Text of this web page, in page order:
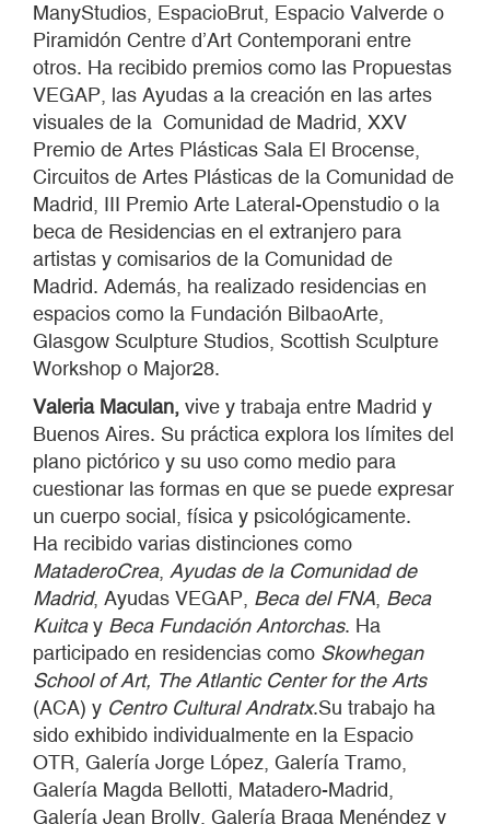
ManyStudios, EspacioBrut, Espacio Valverde o
Piramidón Centre d’Art Contemporani entre
otros. Ha recibido premios como las Propuestas
VEGAP, las Ayudas a la creación en las artes
visuales de la Comunidad de Madrid, XXV
Premio de Artes Plásticas Sala El Brocense,
Circuitos de Artes Plásticas de la Comunidad de
Madrid, III Premio Arte Lateral-Openstudio o la
beca de Residencias en el extranjero para
artistas y comisarios de la Comunidad de
Madrid. Además, ha realizado residencias en
espacios como la Fundación BilbaoArte,
Glasgow Sculpture Studios, Scottish Sculpture
Workshop o Major28.
Valeria Maculan, vive y trabaja entre Madrid y
Buenos Aires. Su práctica explora los límites del
plano pictórico y su uso como medio para
cuestionar las formas en que se puede expresar
un cuerpo social, física y psicológicamente.
Ha recibido varias distinciones como
MataderoCrea, Ayudas de la Comunidad de
Madrid, Ayudas VEGAP, Beca del FNA Beca
Kuitcay Beca Fundación Antorchas. Ha
participado en residencias como Skowhegan
School of Art, The Atlantic Center for the Arts
(ACA) y Centro Cultural Andratx.Su trabajo ha
sido exhibido individualmente en la Espacio
OTR, Galería Jorge López, Galería Tramo,
Galería Magda Bellotti, Matadero-Madrid,
Galería Jean Brolly, Galería Braga Menéndez y